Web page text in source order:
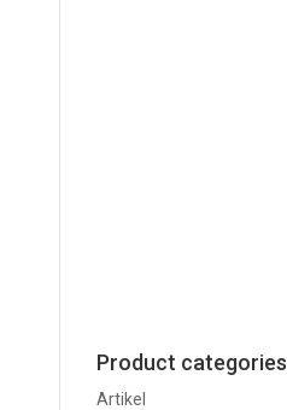
Product categories
Artikel